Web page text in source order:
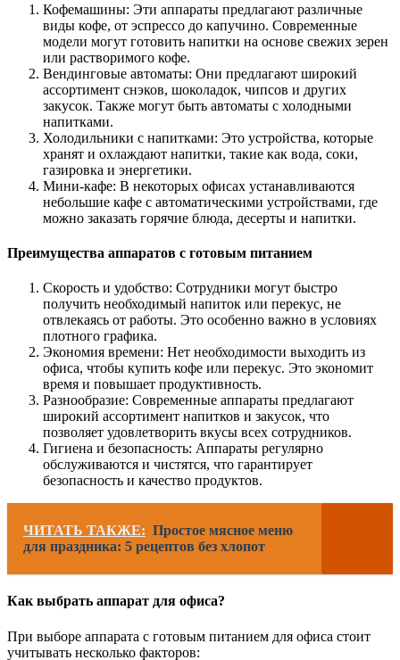
Кофемашины: Эти аппараты предлагают различные
виды кофе, от эспрессо до капучино. Современные
модели могут готовить напитки на основе свежих зерен
или растворимого кофе.
Вендинговые автоматы: Они предлагают широкий
ассортимент снэков, шоколадок, чипсов и других
закусок. Также могут быть автоматы с холодными
напитками.
Холодильники с напитками: Это устройства, которые
хранят и охлаждают напитки, такие как вода, соки,
газировка и энергетики.
Мини-кафе: В некоторых офисах устанавливаются
небольшие кафе с автоматическими устройствами, где
можно заказать горячие блюда, десерты и напитки.
Преимущества аппаратов с готовым питанием
Скорость и удобство: Сотрудники могут быстро
получить необходимый напиток или перекус, не
отвлекаясь от работы. Это особенно важно в условиях
плотного графика.
Экономия времени: Нет необходимости выходить из
офиса, чтобы купить кофе или перекус. Это экономит
время и повышает продуктивность.
Разнообразие: Современные аппараты предлагают
широкий ассортимент напитков и закусок, что
позволяет удовлетворить вкусы всех сотрудников.
Гигиена и безопасность: Аппараты регулярно
обслуживаются и чистятся, что гарантирует
безопасность и качество продуктов.
ЧИТАТЬ ТАКЖЕ: Простое мясное меню
для праздника: 5 рецептов без хлопот
Как выбрать аппарат для офиса?
При выборе аппарата с готовым питанием для офиса стоит
учитывать несколько факторов: